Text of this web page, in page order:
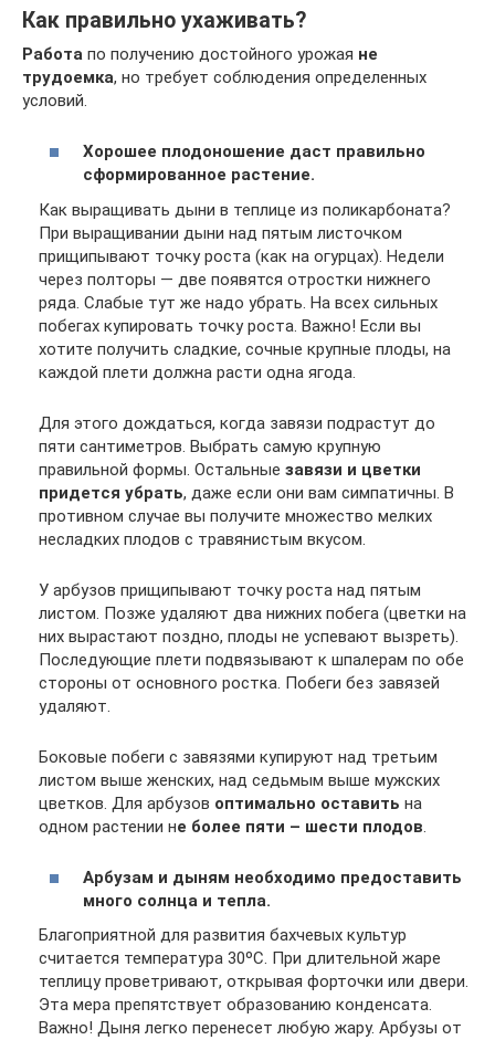
Как правильно ухаживать?
Работа по получению достойного урожая не
трудоемка, но требует соблюдения определенных
условий.
Хорошее плодоношение даст правильно
сформированное растение.
Как выращивать дыни в теплице из поликарбоната?
При выращивании дыни над пятым листочком
прищипывают точку роста (как на огурцах). Недели
через полторы — две появятся отростки нижнего
ряда. Слабые тут же надо убрать. На всех сильных
побегах купировать точку роста. Важно! Если вы
хотите получить сладкие, сочные крупные плоды, на
каждой плети должна расти одна ягода.
Для этого дождаться, когда завязи подрастут до
пяти сантиметров. Выбрать самую крупную
правильной формы. Остальные завязи и цветки
придется убрать, даже если они вам симпатичны. В
противном случае вы получите множество мелких
несладких плодов с травянистым вкусом.
У арбузов прищипывают точку роста над пятым
листом. Позже удаляют два нижних побега (цветки на
них вырастают поздно, плоды не успевают вызреть).
Последующие плети подвязывают к шпалерам по обе
стороны от основного ростка. Побеги без завязей
удаляют.
Боковые побеги с завязями купируют над третьим
листом выше женских, над седьмым выше мужских
цветков. Для арбузов оптимально оставить на
одном растении не более пяти – шести плодов.
Арбузам и дыням необходимо предоставить
много солнца и тепла.
Благоприятной для развития бахчевых культур
считается температура 30ºC. При длительной жаре
теплицу проветривают, открывая форточки или двери.
Эта мера препятствует образованию конденсата.
Важно! Дыня легко перенесет любую жару. Арбузы от